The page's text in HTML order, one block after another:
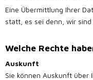
Eine Übermittlung Ihrer
statt, es sei denn, wir
Welche Rechte
Auskunft
Sie können Auskunft